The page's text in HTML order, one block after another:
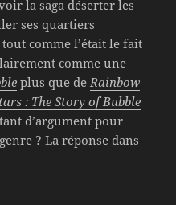
la saga déserter les
ses quartiers
comme l’était le fait
comme une
plus que de Rainbow
: The Story of Bubble
d’argument pour
? La réponse dans